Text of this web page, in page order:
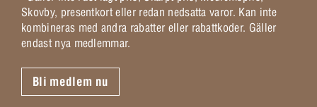
Skovby, presentkort eller redan nedsatta varor. Kan inte
kombineras med andra rabatter eller rabattkoder. Gäller
endast nya medlemmar.
Bli medlem nu